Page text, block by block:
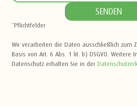
SENDEN
*Pflichtfelder
Wir verarbeiten die Daten ausschließlich zum
Basis von Art. 6 Abs. 1 lit. b) DSGVO. Weitere
Datenschutz erhalten Sie in der